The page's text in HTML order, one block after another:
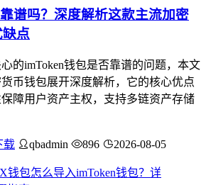
谱吗？深度解析这款主流加密
点
的imToken钱包是否靠谱的问题，本文
币钱包展开深度解析，它的核心优点
障用户资产主权，支持多链资产存储
载 qbadmin 896 2026-08-05